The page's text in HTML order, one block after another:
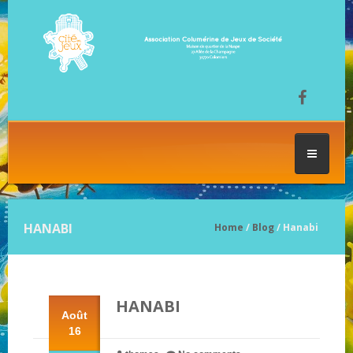
LES SÉANCES DE JEU
FESTIVAL DU JEU
HANABI Home / Blog/ Hanabi
Août
16
HANABI